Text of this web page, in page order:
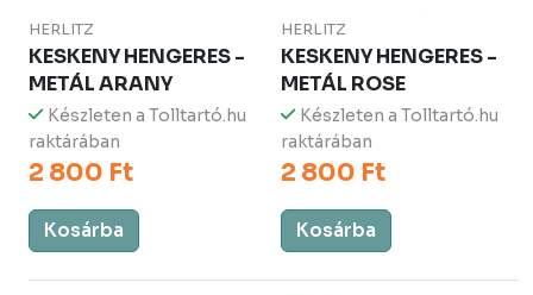
HERLITZ
KESKENY HENGERES -
METÁL ARANY
Készleten a Tolltartó.hu
raktárában
2 800 Ft
Kosárba
HERLITZ
KESKENY HENGERES -
METÁL ROSE
Készleten a Tolltartó.hu
raktárában
2 800 Ft
Kosárba